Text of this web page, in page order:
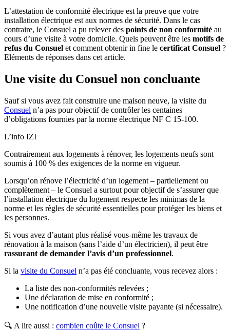
L’attestation de conformité électrique est la preuve que votre
installation électrique est aux normes de sécurité. Dans le cas
contraire, le Consuel a pu relever des points de non conformité au
cours d’une visite à votre domicile. Quels peuvent être les motifs de
refus du Consuel et comment obtenir in fine le certificat Consuel ?
Eléments de réponses dans cet article.
Une visite du Consuel non concluante
Sauf si vous avez fait construire une maison neuve, la visite du
Consuel n’a pas pour objectif de contrôler les centaines
d’obligations fournies par la norme électrique NF C 15-100.
L’info IZI
Contrairement aux logements à rénover, les logements neufs sont
soumis à 100 % des exigences de la norme en vigueur.
Lorsqu’on rénove l’électricité d’un logement – partiellement ou
complètement – le Consuel a surtout pour objectif de s’assurer que
l’installation électrique du logement respecte les minimas de la
norme et les règles de sécurité essentielles pour protéger les biens et
les personnes.
Si vous avez d’autant plus réalisé vous-même les travaux de
rénovation à la maison (sans l’aide d’un électricien), il peut être
rassurant de demander l’avis d’un professionnel.
Si la visite du Consuel n’a pas été concluante, vous recevez alors :
La liste des non-conformités relevées ;
Une déclaration de mise en conformité ;
Une notification d’une nouvelle visite payante (si nécessaire).
🔍 A lire aussi : combien coûte le Consuel ?